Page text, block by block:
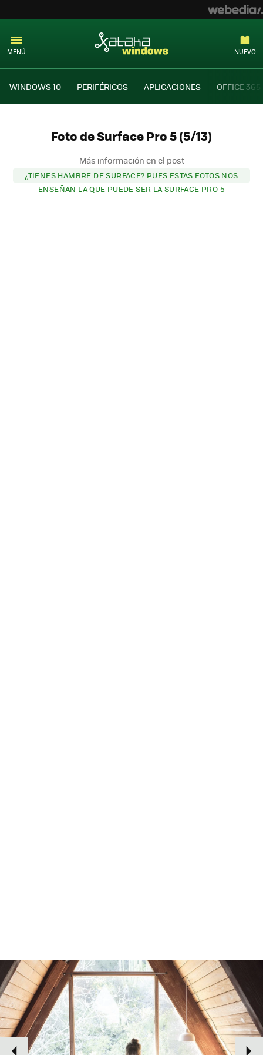
MENÚ NUEVO
WINDOWS 10 PERIFÉRICOS APLICACIONES OFFICE 365
Foto de Surface Pro 5 (5/13)
Más información en el post
¿TIENES HAMBRE DE SURFACE? PUES ESTAS FOTOS NOS
ENSEÑAN LA QUE PUEDE SER LA SURFACE PRO 5